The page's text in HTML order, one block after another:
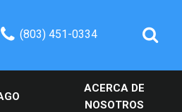
(803) 451-0334
ACERCA DE
NOSOTROS